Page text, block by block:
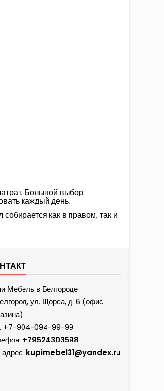
Большой выбор
каждый день.
как в правом, так и
Мебель в Белгороде
ул. Щорса, д. 6 (офис
+7-904-094-99-99
+79524303598
kupimebel31@yandex.ru